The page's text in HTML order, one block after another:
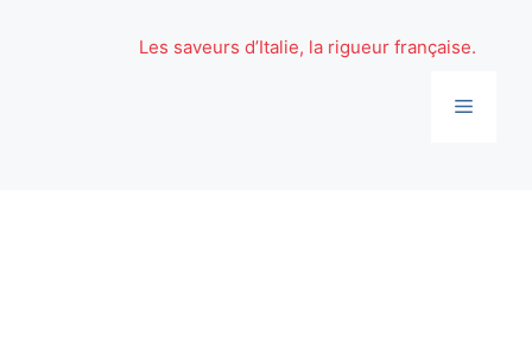
Les saveurs d’Italie, la rigueur française.
Menu